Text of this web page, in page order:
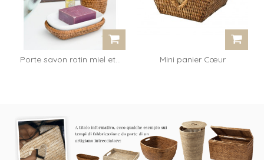
Porte savon rotin miel et...
Mini panier Cœur